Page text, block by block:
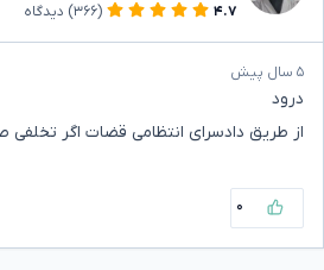
۴.۷
(۳۶۶) دیدگاه
۵ سال پیش
درود
از طریق دادسرای انتظامی قضات اگر
۰